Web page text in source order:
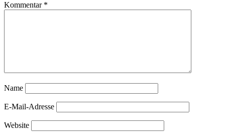
Kommentar *
Name
E-Mail-Adresse
Website